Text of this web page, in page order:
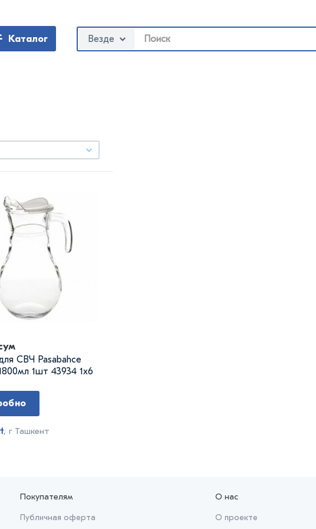
Каталог Везде
СВЧ Pasabahce
1шт 43934 1х6
, г Ташкент
Покупателям
Публичная оферта
О нас
О проекте